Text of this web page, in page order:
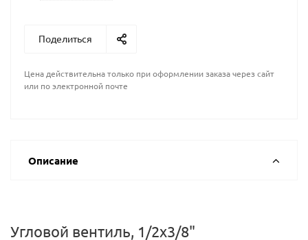
Поделиться
Цена действительна только при оформлении заказа через сайт
или по электронной почте
Описание
Угловой вентиль, 1/2x3/8"